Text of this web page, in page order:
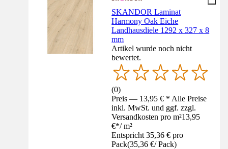
SKANDOR Laminat
Harmony Oak Eiche
Landhausdiele 1292 x 327 x 8
mm
Artikel wurde noch nicht
bewertet.
(0)
Preis — 13,95 € * Alle Preise
inkl. MwSt. und ggf. zzgl.
Versandkosten pro m²13,95
€*/ m²
Entspricht 35,36 € pro
Pack(35,36 €/ Pack)